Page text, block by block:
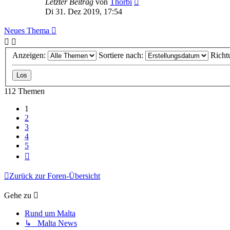
Di 31. Dez 2019, 17:54
Neues Thema
Anzeigen: Sortiere nach:
112 Themen
1
2
3
4
5
Zurück zur Foren-Übersicht
Gehe zu
Rund um Malta
↳ Malta News